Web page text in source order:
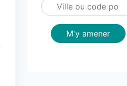
M'y amener